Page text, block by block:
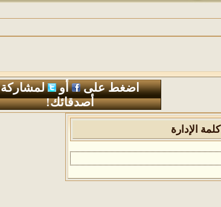
اضغط على
أو
لمشاركة
أصدقائك!
كلمة الإدارة